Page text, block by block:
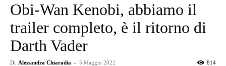
Obi-Wan Kenobi, abbiamo il
trailer completo, è il ritorno di
Darth Vader
Di Alessandra Chiaradia - 5 Maggio 2022 814